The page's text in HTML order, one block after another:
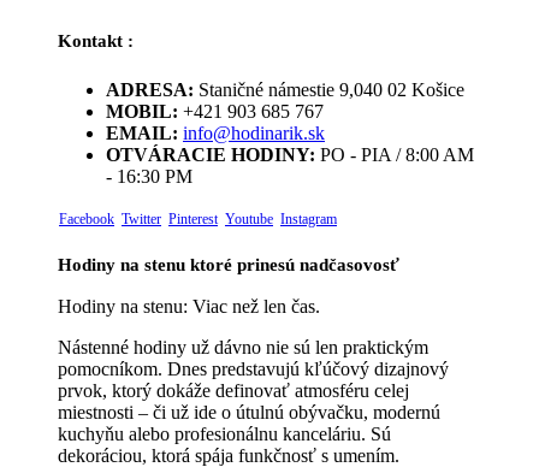
Kontakt :
ADRESA: Staničné námestie 9,040 02 Košice
MOBIL: +421 903 685 767
EMAIL: info@hodinarik.sk
OTVÁRACIE HODINY: PO - PIA / 8:00 AM
- 16:30 PM
Facebook Twitter Pinterest Youtube Instagram
Hodiny na stenu ktoré prinesú nadčasovosť
Hodiny na stenu: Viac než len čas.
Nástenné hodiny už dávno nie sú len praktickým
pomocníkom. Dnes predstavujú kľúčový dizajnový
prvok, ktorý dokáže definovať atmosféru celej
miestnosti – či už ide o útulnú obývačku, modernú
kuchyňu alebo profesionálnu kanceláriu. Sú
dekoráciou, ktorá spája funkčnosť s umením.